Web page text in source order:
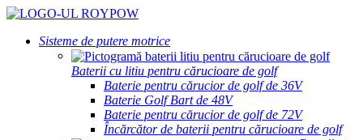
Sisteme de putere motrice
Baterii cu litiu pentru cărucioare de golf
Baterie pentru cărucior de golf de 36V
Baterie Golf Bart de 48V
Baterie pentru cărucior de golf de 72V
Încărcător de baterii pentru cărucioare de golf